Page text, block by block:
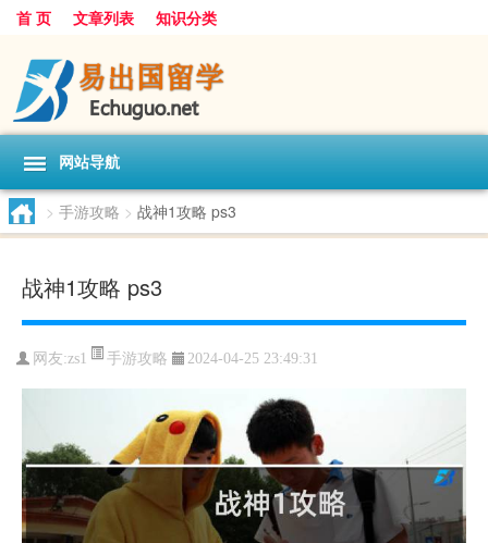
首 页 文章列表 知识分类
网站导航
> 手游攻略 > 战神1攻略 ps3
战神1攻略 ps3
网友:zs1 手游攻略 2024-04-25 23:49:31